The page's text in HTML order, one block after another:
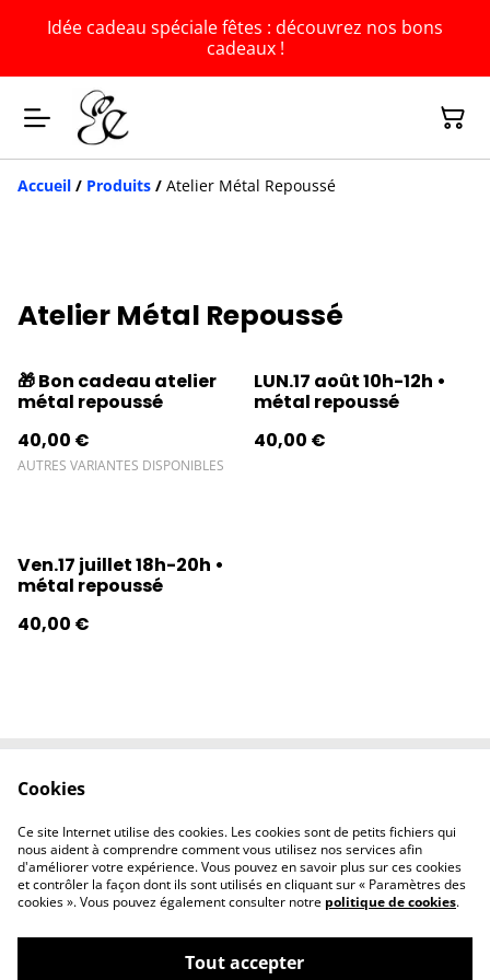
Idée cadeau spéciale fêtes : découvrez nos bons
cadeaux !
Accueil / Produits / Atelier Métal Repoussé
Atelier Métal Repoussé
🎁 Bon cadeau atelier
métal repoussé
40,00 €
AUTRES VARIANTES DISPONIBLES
LUN.17 août 10h-12h •
métal repoussé
40,00 €
Ven.17 juillet 18h-20h •
métal repoussé
40,00 €
Contactez-nous
Politique de
confidentialité
Politique de
cookies
Cookies
Ce site Internet utilise des cookies. Les cookies sont de petits fichiers qui
nous aident à comprendre comment vous utilisez nos services afin
d'améliorer votre expérience. Vous pouvez en savoir plus sur ces cookies
et contrôler la façon dont ils sont utilisés en cliquant sur « Paramètres des
cookies ». Vous pouvez également consulter notre politique de cookies.
Tout accepter